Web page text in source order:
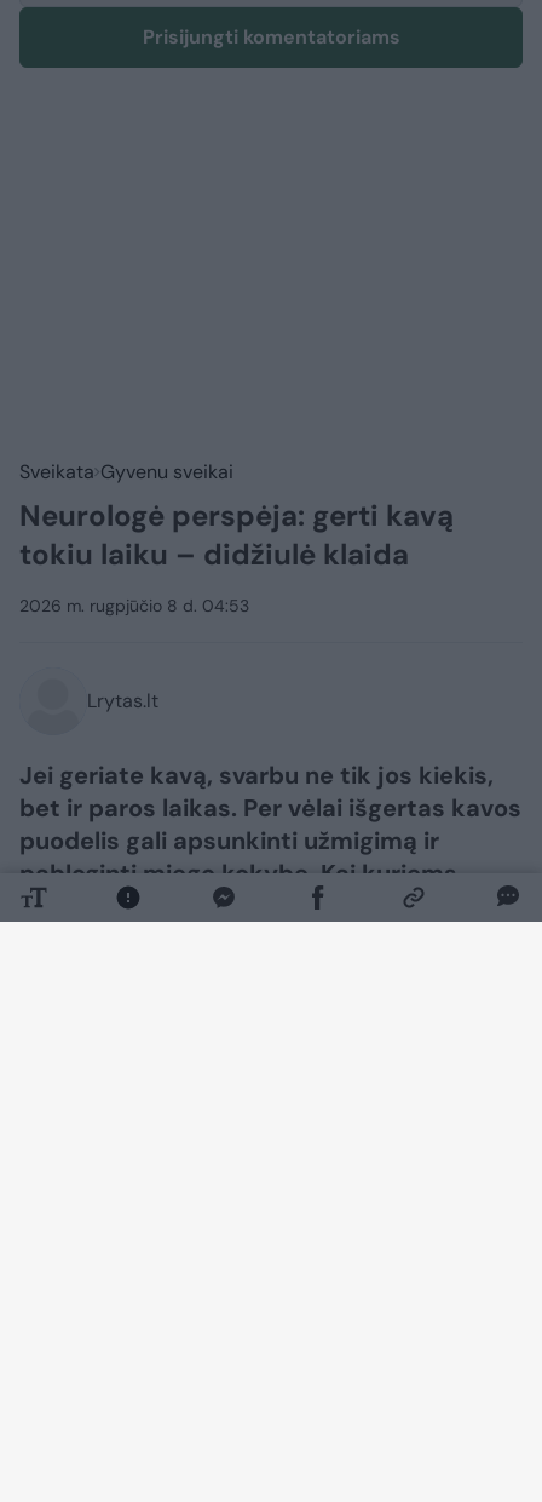
Prisijungti komentatoriams
Sveikata Gyvenu sveikai
Neurologė perspėja: gerti kavą
tokiu laiku – didžiulė klaida
2026 m. rugpjūčio 8 d. 04:53
Lrytas.lt
Jei geriate kavą, svarbu ne tik jos kiekis,
bet ir paros laikas. Per vėlai išgertas kavos
puodelis gali apsunkinti užmigimą ir
pabloginti miego kokybę. Kai kuriems
žmonėms kava, ypač geriama tuščiu